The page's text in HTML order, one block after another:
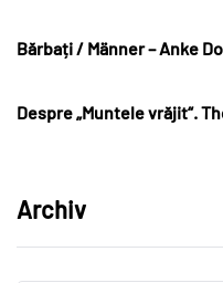
Bărbați / Männer – Anke
Despre „Muntele vrăjit“.
Archiv